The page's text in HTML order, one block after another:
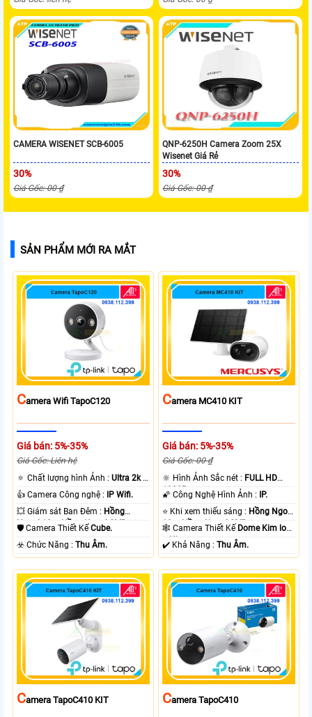
CAMERA WISENET SCB-6005
30%
Giá Gốc: 00 ₫
QNP-6250H Camera Zoom 25X
Wisenet Giá Rẻ
30%
Giá Gốc: 00 ₫
SẢN PHẨM MỚI RA MẮT
CAmera Wifi TapoC120
Giá bán: 5%-35%
Giá Gốc: Liên hệ
🔅 Chất lượng hình Ảnh :Ultra 2k +
.
👍 Camera Công nghệ :
IP Wifi.
💥 Giám sát Ban Đêm : Hồng
Ngoại 10m Hồng Ngoại SMD.
🛡 Camera Thiết KếCube.
️☣️ Chức Năng :Thu Âm.
CAmera MC410 KIT
Giá bán: 5%-35%
Giá Gốc: 00 ₫
🔆 Hình Ảnh Sắc nét : FULL HD
1080P .
🌠 Công Nghệ Hình Ảnh :
IP.
⭐ Khi xem thiếu sáng : Hồng Ngoại
10m Hồng Ngoại SMD.
🕸️ Camera Thiết Kế Dome Kim loại
+ Nhựa.
️✔️ Khả Năng :Thu Âm.
CAmera TapoC410 KIT CAmera TapoC410